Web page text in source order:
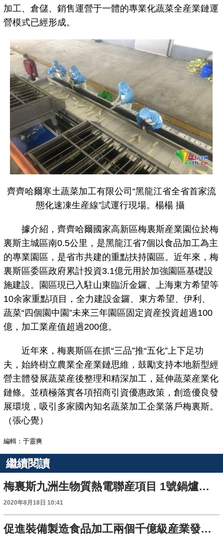
加工、倉儲、銷售運營于一體的專業化蔬菜全産業鏈運
營模式已經形成。
齊齊哈爾寒土蔬菜加工有限公司“黑龍江省全省首家流
態化速凍生産線”試運行現場。楊楊 攝
據介紹，齊齊哈爾國家高新區梅裏斯産業園位於梅
裏斯主城區南0.5公里，是黑龍江省7個以食品加工為主
的專業園區，是省市共建的重點扶持園區。近年來，梅
裏斯區委區政府累計投資3.1億元用於加強園區基礎設
施建設。園區現已入駐山東臨沂金鑼、上海東方希望等
10余家重點項目，全力建設金鑼、東方希望、伊利、
蔬菜“四個園中園”未來三年園區固定資産投資超過100
億，加工業産值超過200億。
近年來，梅裏斯區在抓“三品”推“五化”上下足功
夫，始終樹立農業全産業鏈思維，鼓勵支持本地新型經
營主體發展蔬菜産後整理和精深加工，延伸蔬菜産業化
鏈條。並積極落實各項招商引資優惠政策，創造優良發
展環境，吸引多家國內知名蔬菜加工企業落戶梅裏斯。
（張心覺）
編輯：于靈爽
繼續閱讀
梅裏斯九洲生物質熱電聯産項目 1號鍋爐安裝完畢
2020年8月18日 10:41
促進裝備製造食品加工兩個千億級産業發展 齊齊哈爾市重點産業科技成果推介會召開